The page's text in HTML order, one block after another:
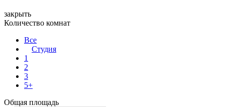
закрыть
Количество комнат
Все
Студия
1
2
3
5+
Общая площадь